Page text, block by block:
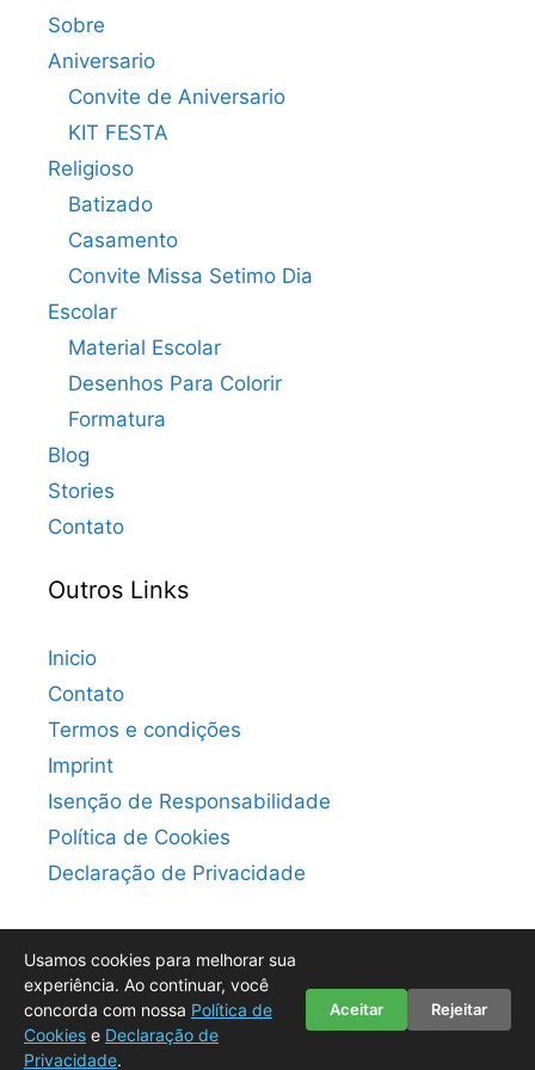
Sobre
Aniversario
Convite de Aniversario
KIT FESTA
Religioso
Batizado
Casamento
Convite Missa Setimo Dia
Escolar
Material Escolar
Desenhos Para Colorir
Formatura
Blog
Stories
Contato
Outros Links
Inicio
Contato
Termos e condições
Imprint
Isenção de Responsabilidade
Política de Cookies
Declaração de Privacidade
© 2026 Convite Digital Grátis: Milhares de Modelos para
Baixar para Sua Festa
Usamos cookies para melhorar sua
experiência. Ao continuar, você
concorda com nossa Política de
Cookies e Declaração de
Privacidade.
Aceitar Rejeitar